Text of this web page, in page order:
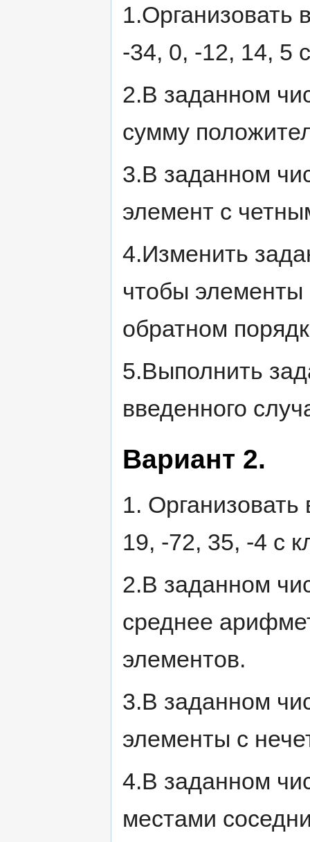
1.Организовать
-34, 0, -12, 14, 5
2.В заданном
сумму
3.В заданном
элемент с
4.Изменить
чтобы
обратном
5.Выполнить
введенного
Вариант 2.
1.
19, -72, 35, -4 с
2.В заданном
среднее
элементов.
3.В заданном
элементы с
4.В заданном
местами